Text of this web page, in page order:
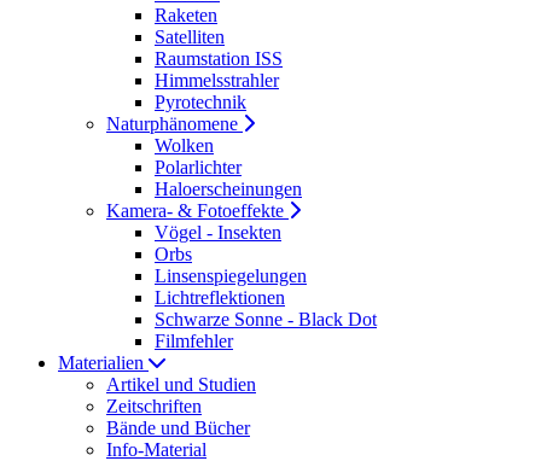
Raketen
Satelliten
Raumstation ISS
Himmelsstrahler
Pyrotechnik
Naturphänomene
Wolken
Polarlichter
Haloerscheinungen
Kamera- & Fotoeffekte
Vögel - Insekten
Orbs
Linsenspiegelungen
Lichtreflektionen
Schwarze Sonne - Black Dot
Filmfehler
Materialien
Artikel und Studien
Zeitschriften
Bände und Bücher
Info-Material